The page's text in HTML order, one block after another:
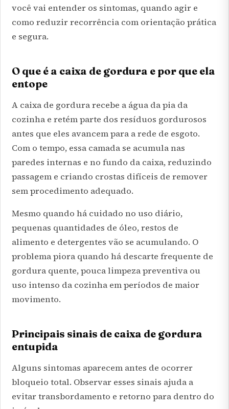
você vai entender os sintomas, quando agir e
como reduzir recorrência com orientação prática
e segura.
O que é a caixa de gordura e por que ela
entope
A caixa de gordura recebe a água da pia da
cozinha e retém parte dos resíduos gordurosos
antes que eles avancem para a rede de esgoto.
Com o tempo, essa camada se acumula nas
paredes internas e no fundo da caixa, reduzindo
passagem e criando crostas difíceis de remover
sem procedimento adequado.
Mesmo quando há cuidado no uso diário,
pequenas quantidades de óleo, restos de
alimento e detergentes vão se acumulando. O
problema piora quando há descarte frequente de
gordura quente, pouca limpeza preventiva ou
uso intenso da cozinha em períodos de maior
movimento.
Principais sinais de caixa de gordura
entupida
Alguns sintomas aparecem antes de ocorrer
bloqueio total. Observar esses sinais ajuda a
evitar transbordamento e retorno para dentro do